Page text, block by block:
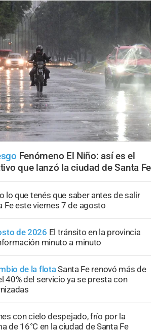
Fenómeno El Niño: así es el
que lanzó la ciudad de Santa Fe
lo que tenés que saber antes de salir
Fe este viernes 7 de agosto
de 2026 El tránsito en la provincia
minuto a minuto
de la flotaSanta Fe renovó más de
40% del servicio ya se presta con
con cielo despejado, frío por la
de 16°C en la ciudad de Santa Fe